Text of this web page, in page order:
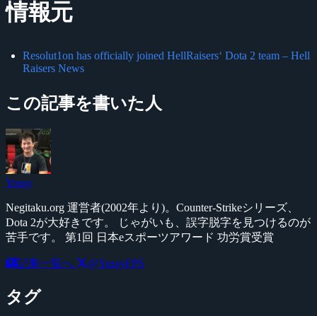
情報元
Resolut1on has officially joined HellRaisers‘ Dota 2 team – Hell
Raisers News
この記事を書いた人
Yossy
Negitaku.org 運営者(2002年より)。Counter-Strikeシリーズ、
Dota 2が大好きです。 じゃがいも、誤字脱字を見つけるのが
苦手です。 第1回 日本eスポーツアワード 功労賞受賞
記事一覧へ @YossyFPS
タグ